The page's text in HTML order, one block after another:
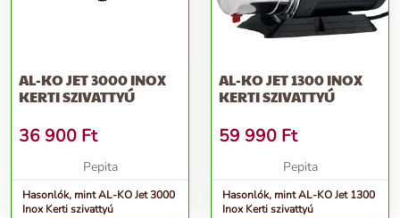
AL-KO JET 3000 INOX
KERTI SZIVATTYÚ
36 900 Ft
Pepita
Hasonlók, mint AL-KO Jet 3000
Inox Kerti szivattyú
AL-KO JET 1300 INOX
KERTI SZIVATTYÚ
59 990 Ft
Pepita
Hasonlók, mint AL-KO Jet 1300
Inox Kerti szivattyú